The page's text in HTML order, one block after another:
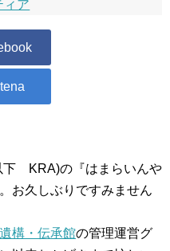
ィア
下 KRA)の『はまらいんや
。お久しぶりですみません
構・伝承館の管理運営グ
ンティア募集 NEW